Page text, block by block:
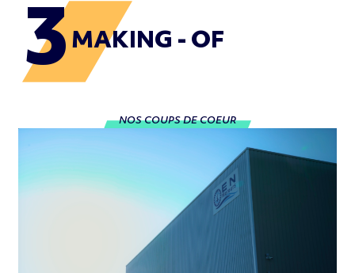
3 MAKING - OF
NOS COUPS DE COEUR